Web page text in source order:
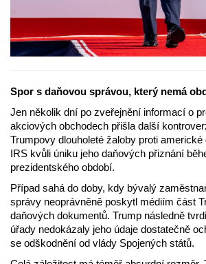
Spor s daňovou správou, který nemá
Jen několik dní po zveřejnění informací o
akciových obchodech přišla další
Trumpovy dlouholeté žaloby proti
IRS kvůli úniku jeho daňových přiznání
prezidentského období.
Případ sahá do doby, kdy bývalý
správy neoprávněně poskytl médiím část
daňových dokumentů. Trump následně
úřady nedokázaly jeho údaje dostatečně
se odškodnění od vlády Spojených států.